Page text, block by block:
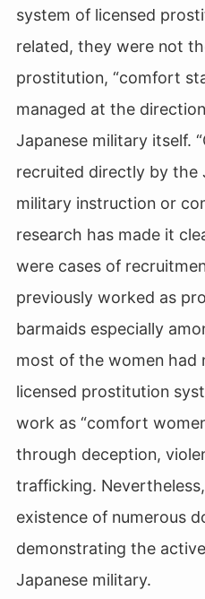
system of licensed
related, they were not
prostitution, “comfort
managed at the
Japanese military itself.
recruited directly by the
military instruction or
research has made it
were cases of
previously worked as
barmaids especially
most of the women had
licensed prostitution
work as “comfort
through deception,
trafficking.
existence of numerous
demonstrating the
Japanese military.